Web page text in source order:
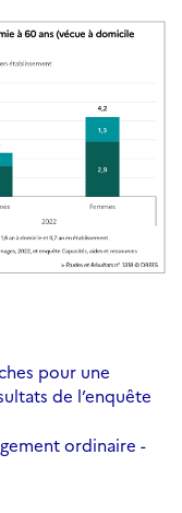
pour une
de l’enquête
ordinaire -